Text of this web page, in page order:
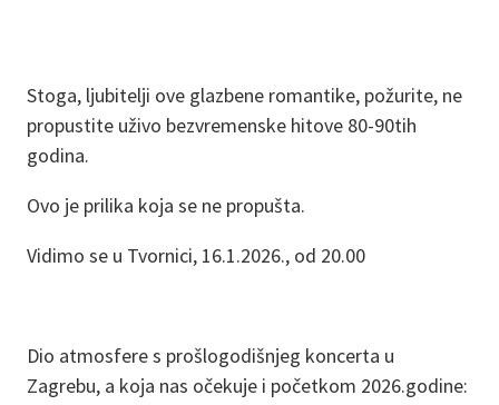
Stoga, ljubitelji ove glazbene romantike, požurite, ne
propustite uživo bezvremenske hitove 80-90tih
godina.
Ovo je prilika koja se ne propušta.
Vidimo se u Tvornici, 16.1.2026., od 20.00
Dio atmosfere s prošlogodišnjeg koncerta u
Zagrebu, a koja nas očekuje i početkom 2026.godine: